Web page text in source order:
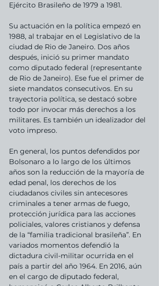
Ejército Brasileño de 1979 a 1981.
Su actuación en la política empezó en
1988, al trabajar en el Legislativo de la
ciudad de Rio de Janeiro. Dos años
después, inició su primer mandato
como diputado federal (representante
de Rio de Janeiro). Ese fue el primer de
siete mandatos consecutivos. En su
trayectoria política, se destacó sobre
todo por invocar más derechos a los
militares. Es también un idealizador del
voto impreso.
En general, los puntos defendidos por
Bolsonaro a lo largo de los últimos
años son la reducción de la mayoría de
edad penal, los derechos de los
ciudadanos civiles sin antecesores
criminales a tener armas de fuego,
protección jurídica para las acciones
policiales, valores cristianos y defensa
de la “familia tradicional brasileña”. En
variados momentos defendió la
dictadura civil-militar ocurrida en el
país a partir del año 1964. En 2016, aún
en el cargo de diputado federal,